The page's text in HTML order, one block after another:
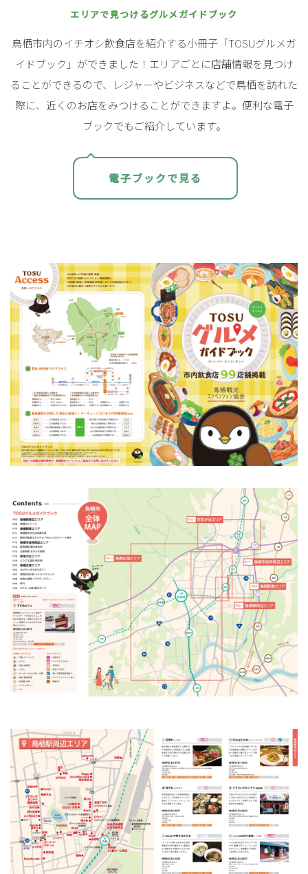
エリアで見つけるグルメガイドブック
鳥栖市内のイチオシ飲食店を紹介する小冊子「TOSUグルメガ
イドブック」ができました！エリアごとに店舗情報を見つけ
ることができるので、レジャーやビジネスなどで鳥栖を訪れた
際に、近くのお店をみつけることができますよ。便利な電子
ブックでもご紹介しています。
電子ブックで見る